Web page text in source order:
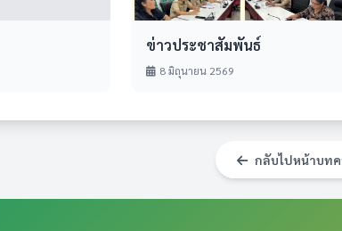
ข่าวประชาสัมพันธ์
8 มิถุนายน 2569
กลับไปหน้าบท